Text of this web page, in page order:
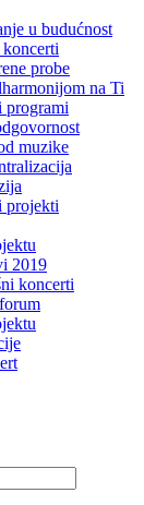
u budućnost
probe
na Ti
programi
muzike
projekti
2019
koncerti